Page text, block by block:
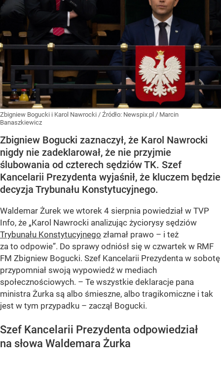
Zbigniew Bogucki i Karol Nawrocki / Źródło: Newspix.pl / Marcin
Banaszkiewicz
Zbigniew Bogucki zaznaczył, że Karol Nawrocki
nigdy nie zadeklarował, że nie przyjmie
ślubowania od czterech sędziów TK. Szef
Kancelarii Prezydenta wyjaśnił, że kluczem będzie
decyzja Trybunału Konstytucyjnego.
Waldemar Żurek we wtorek 4 sierpnia powiedział w TVP
Info, że „Karol Nawrocki analizując życiorysy sędziów
Trybunału Konstytucyjnego złamał prawo – i też
za to odpowie”. Do sprawy odniósł się w czwartek w RMF
FM Zbigniew Bogucki. Szef Kancelarii Prezydenta w sobotę
przypomniał swoją wypowiedź w mediach
społecznościowych. – Te wszystkie deklaracje pana
ministra Żurka są albo śmieszne, albo tragikomiczne i tak
jest w tym przypadku – zaczął Bogucki.
Szef Kancelarii Prezydenta odpowiedział
na słowa Waldemara Żurka